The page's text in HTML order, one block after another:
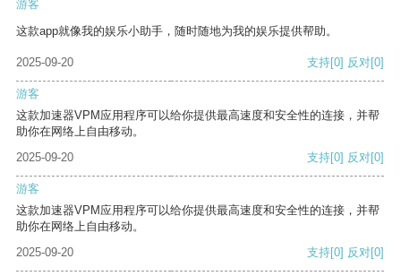
游客
这款app就像我的娱乐小助手，随时随地为我的娱乐提供帮助。
2025-09-20 支持[0] 反对[0]
游客
这款加速器VPM应用程序可以给你提供最高速度和安全性的连接，并帮
助你在网络上自由移动。
2025-09-20
支持[0] 反对[0]
游客
这款加速器VPM应用程序可以给你提供最高速度和安全性的连接，并帮
助你在网络上自由移动。
2025-09-20
支持[0] 反对[0]